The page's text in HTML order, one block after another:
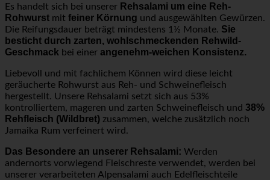
Es handelt sich bei unserer Rehsalami um eine Reh-
Rohwurst mit feiner Körnung und ausgewählten Gewürzen.
Die Reifungsdauer beträgt mindestens 1½ Monate. Sie
besticht durch zarten, wohlschmeckenden Rehwild-
Geschmack bei einer angenehm-weichen Konsistenz.
Liebevoll und mit fachlichem Können wird diese leicht
geräucherte Rohwurst aus Reh- und Schweinefleisch
hergestellt. Unsere Rehsalami setzt sich aus 53%
kontrolliertem, mageren und zarten Schweinefleisch und 38%
Rehfleisch (Wildbret) zusammen, welche zusätzlich noch
Jamaika Rum verfeinert wird.
Das Besondere an unserer Rehsalami: Werden
andernorts vorwiegend Fleischreste verwendet, werden bei
unserer verarbeiteten Alpensalami auch Edelfleischteile